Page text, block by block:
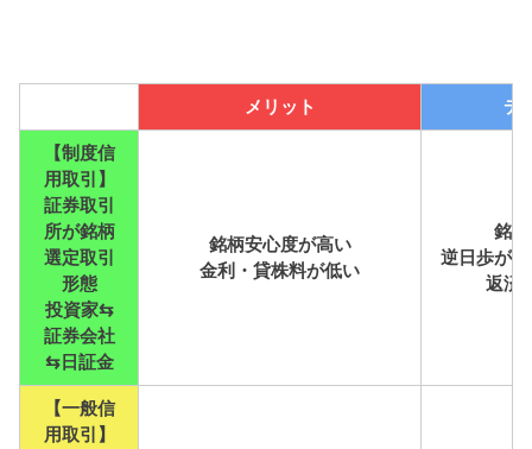
メリット デ
【制度信
用取引】
証券取引
所が銘柄
選定取引
形態
投資家⇆
証券会社
⇆日証金
銘柄安心度が高い
金利・貸株料が低い
銘
逆日歩が
返済
【一般信
用取引】